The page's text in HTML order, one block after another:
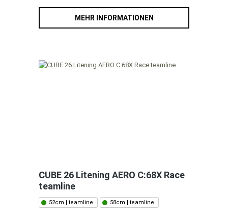
MEHR INFORMATIONEN
CUBE 26 Litening AERO C:68X Race
teamline
52cm | teamline 58cm | teamline